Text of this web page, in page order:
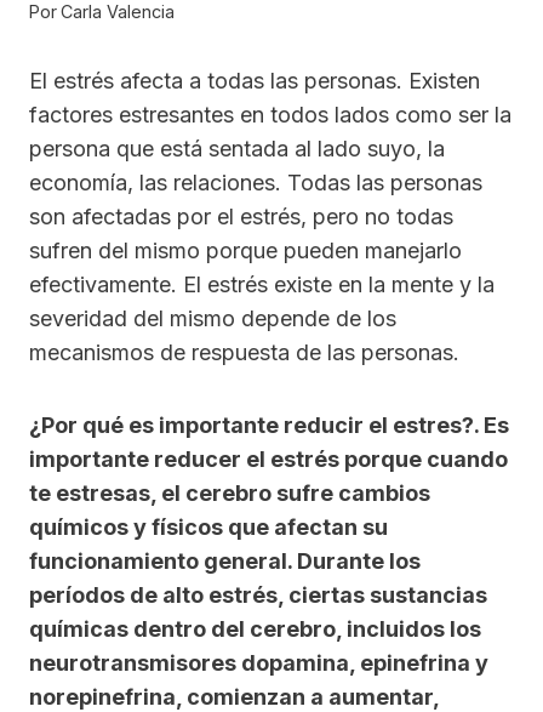
PorCarla Valencia
El estrés afecta a todas las personas. Existen
factores estresantes en todos lados como ser la
persona que está sentada al lado suyo, la
economía, las relaciones. Todas las personas
son afectadas por el estrés, pero no todas
sufren del mismo porque pueden manejarlo
efectivamente. El estrés existe en la mente y la
severidad del mismo depende de los
mecanismos de respuesta de las personas.
¿Por qué es importante reducir el estres?. Es
importante reducer el estrés porque cuando
te estresas, el cerebro sufre cambios
químicos y físicos que afectan su
funcionamiento general. Durante los
períodos de alto estrés, ciertas sustancias
químicas dentro del cerebro, incluidos los
neurotransmisores dopamina, epinefrina y
norepinefrina, comienzan a aumentar,